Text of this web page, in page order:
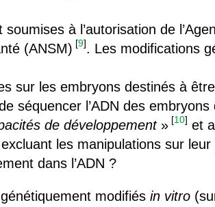
à l’autorisation de
(ANSM) [9]. Les modifications
sur les embryons destinés à
séquencer l’ADN des
de développement» [10] et
les manipulations sur
dans l’ADN ?
modifiésin vitro